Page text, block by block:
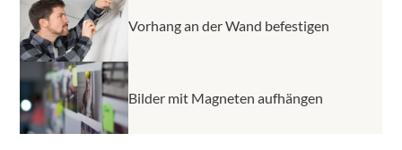
Vorhang an der Wand befestigen
Bilder mit Magneten aufhängen